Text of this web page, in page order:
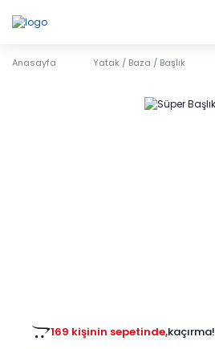
Anasayfa Yatak / Baza / Başlık
169 kişinin sepetinde,kaçırma!